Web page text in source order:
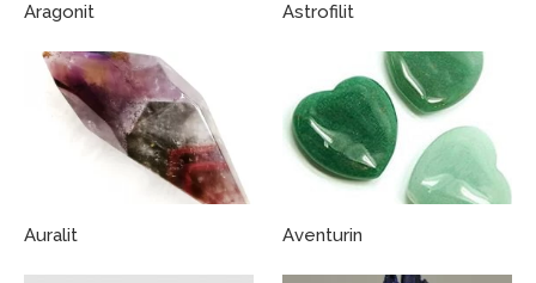
Aragonit Astrofilit
Auralit Aventurin